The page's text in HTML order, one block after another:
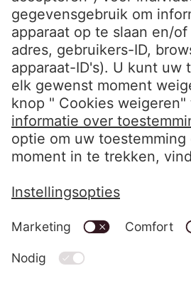
Volg ons
LinkedIn EOS Aremas
LinkedIn EOS Contentia